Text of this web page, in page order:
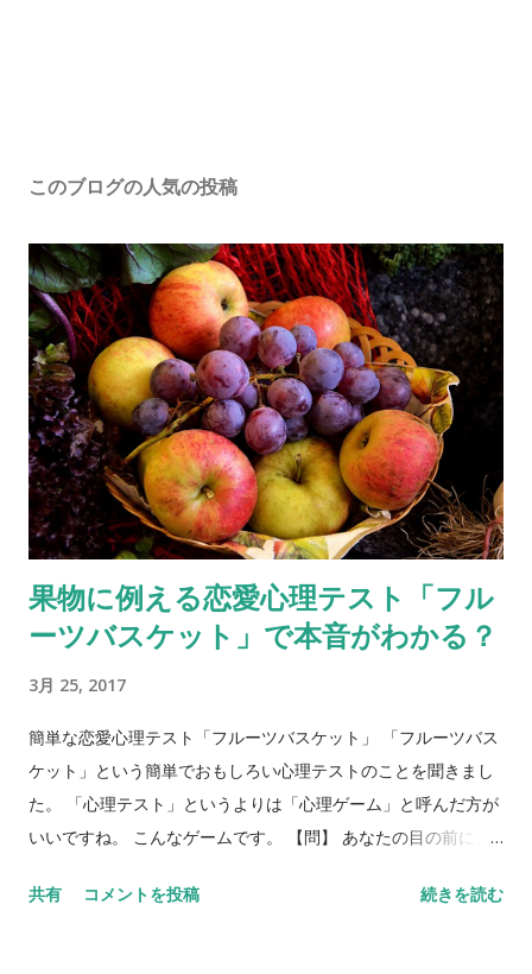
このブログの人気の投稿
果物に例える恋愛心理テスト「フル
ーツバスケット」で本音がわかる？
3月 25, 2017
簡単な恋愛心理テスト「フルーツバスケット」 「フルーツバス
ケット」という簡単でおもしろい心理テストのことを聞きまし
た。 「心理テスト」というよりは「心理ゲーム」と呼んだ方が
いいですね。 こんなゲームです。 【問】 あなたの目の前に、
ナナ、ぶどう、みかん、イチゴ、キウイが入っています。5種類
共有 コメントを投稿 続きを読む